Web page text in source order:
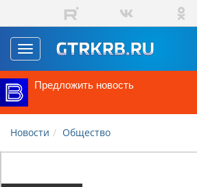
Перейти к основному содержанию
Toggle
navigation
Предложить новость
Новости Общество